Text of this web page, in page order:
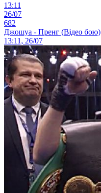
13:11
26/07
682
Джошуа - Пренг (Відео бою)
13:11, 26/07